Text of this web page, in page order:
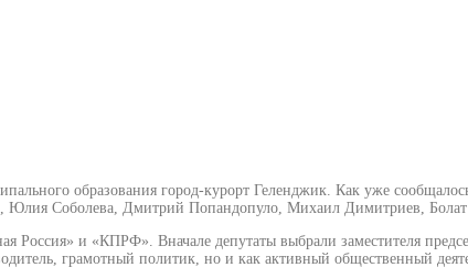
образования город-курорт Геленджик. Как уже
Юлия Соболева, Дмитрий Попандопуло, Михаил Димитриев,
Россия» и «КПРФ». Вначале депутаты выбрали заместителя
грамотный политик, но и как активный общественный